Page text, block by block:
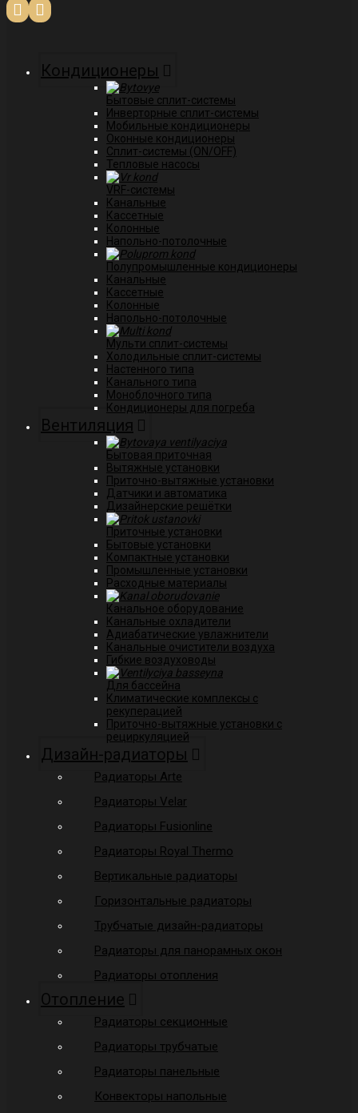
Кондиционеры
Бытовые сплит-системы
Инверторные сплит-системы
Мобильные кондиционеры
Оконные кондиционеры
Сплит-системы (ON/OFF)
Тепловые насосы
VRF-системы
Канальные
Касcетные
Колонные
Напольно-потолочные
Полупромышленные кондиционеры
Канальные
Кассетные
Колонные
Напольно-потолочные
Мульти сплит-системы
Холодильные сплит-системы
Настенного типа
Канального типа
Моноблочного типа
Кондиционеры для погреба
Вентиляция
Бытовая приточная
Вытяжные установки
Приточно-вытяжные установки
Датчики и автоматика
Дизайнерские решётки
Приточные установки
Бытовые установки
Компактные установки
Промышленные установки
Расходные материалы
Канальное оборудование
Канальные охладители
Адиабатические увлажнители
Канальные очистители воздуха
Гибкие воздуховоды
Для бассейна
Климатические комплексы с
рекуперацией
Приточно-вытяжные установки с
рециркуляцией
Дизайн-радиаторы
Радиаторы Arte
Радиаторы Velar
Радиаторы Fusionline
Радиаторы Royal Thermo
Вертикальные радиаторы
Горизонтальные радиаторы
Трубчатые дизайн-радиаторы
Радиаторы для панорамных окон
Радиаторы отопления
Отопление
Радиаторы секционные
Радиаторы трубчатые
Радиаторы панельные
Конвекторы напольные